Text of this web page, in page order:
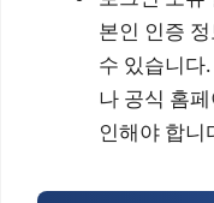
본인 인증
수 있습니다
나 공식 홈
인해야 합니